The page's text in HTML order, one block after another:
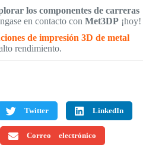
los componentes de carreras
en contacto con Met3DP¡hoy!
de impresión 3D de metal
rendimiento.
Twitter LinkedIn
Correo electrónico